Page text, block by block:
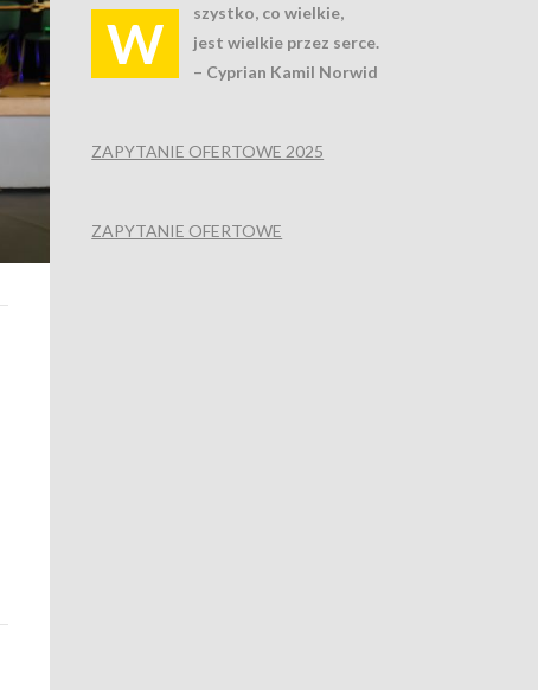
W
szystko, co wielkie,
jest wielkie przez serce.
– Cyprian Kamil Norwid
ZAPYTANIE OFERTOWE 2025
ZAPYTANIE OFERTOWE